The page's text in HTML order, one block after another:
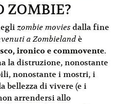
ZOMBIE?
zombie movies dalla fine
a Zombieland è
ironico e commovente.
la distruzione, nonostante
nonostante i mostri, i
bellezza di vivere (e i
arrendersi allo